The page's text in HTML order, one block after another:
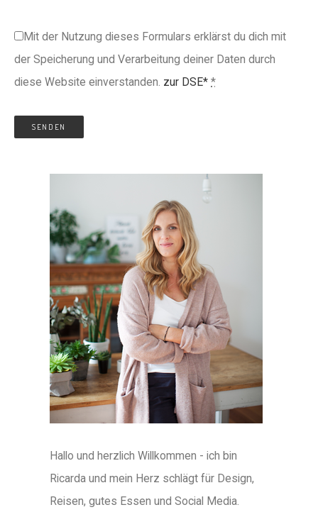
Mit der Nutzung dieses Formulars erklärst du dich mit
der Speicherung und Verarbeitung deiner Daten durch
diese Website einverstanden. zur DSE* *
Hallo und herzlich Willkommen - ich bin
Ricarda und mein Herz schlägt für Design,
Reisen, gutes Essen und Social Media.